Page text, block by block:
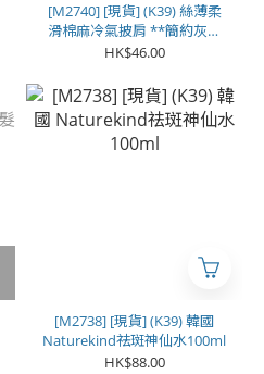
[M2740] [現貨] (K39) 絲薄柔
滑棉麻冷氣披肩 **簡約灰藍
色**
HK$46.00
[M2738] [現貨] (K39) 韓國
Naturekind祛斑神仙水100ml
HK$88.00